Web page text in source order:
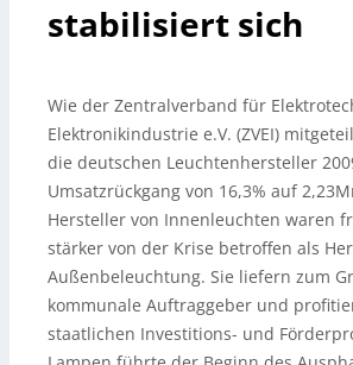
stabilisiert sich
Wie der Zentralverband für
Elektronikindustrie e.V. (ZVEI)
die deutschen Leuchtenhersteller
Umsatzrückgang von 16,3% auf
Hersteller von Innenleuchten waren
stärker von der Krise betroffen als
Außenbeleuchtung. Sie liefern zum
kommunale Auftraggeber und
staatlichen Investitions- und